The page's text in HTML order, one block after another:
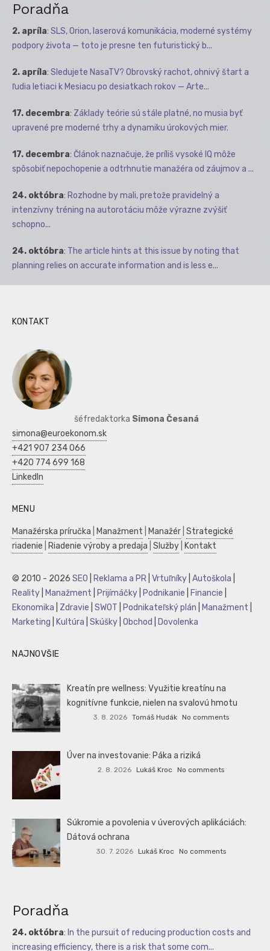
Poradňa
2. apríla: SLS, Orion, laserová komunikácia, moderné systémy
podpory života — toto je presne ten futuristický b...
2. apríla: Sledujete NasaTV? Obrovský rachot, ohnivý štart a
ľudia letiaci k Mesiacu po desiatkach rokov — Arte...
17. decembra: Základy teórie sú stále platné, no musia byť
upravené pre moderné trhy a dynamiku úrokových mier.
17. decembra: Článok naznačuje, že príliš vysoké IQ môže
spôsobiť nepochopenie a odtrhnutie manažéra od záujmov a ...
24. októbra: Rozhodne by mali, pretože pravidelný a
intenzívny tréning na autorotáciu môže výrazne zvýšiť
schopno...
24. októbra: The article hints at this issue by noting that
planning relies on accurate information and is less e...
KONTAKT
šéfredaktorka Simona Česaná
simona@euroekonom.sk
+421 907 234 066
+420 774 699 168
LinkedIn
MENU
Manažérska príručka Manažment Manažér Strategické
riadenie
Riadenie výroby a predaja Služby Kontakt
© 2010 - 2026 SEO Reklama a PR Vrtuľníky Autoškola
Reality
Manažment Prijímáčky Podnikanie Financie
Ekonomika
Zdravie SWOT Podnikateľský plán Manažment
Marketing
Kultúra Skúšky Obchod Dovolenka
NAJNOVŠIE
Kreatín pre wellness: Využitie kreatínu na
kognitívne funkcie, nielen na svalovú hmotu
3. 8. 2026 Tomáš Hudák No comments
Úver na investovanie: Páka a riziká
2. 8. 2026 Lukáš Kroc No comments
Súkromie a povolenia v úverových aplikáciách:
Dátová ochrana
30. 7. 2026 Lukáš Kroc No comments
Poradňa
24. októbra: In the pursuit of reducing production costs and
increasing efficiency, there is a risk that some com...